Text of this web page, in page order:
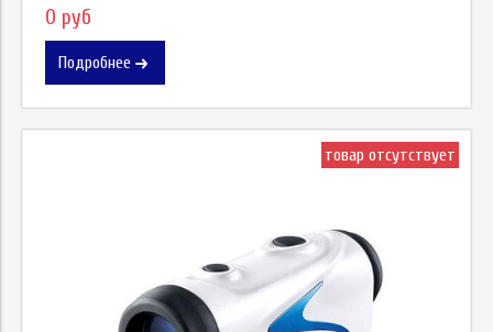
0 руб
Подробнее
товар отсутствует